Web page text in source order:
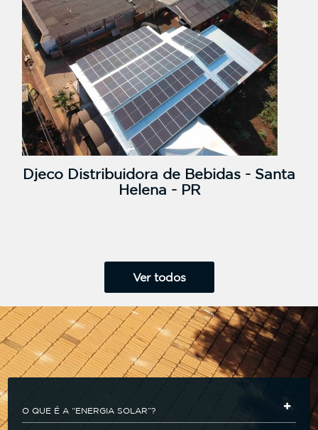
Djeco Distribuidora de Bebidas - Santa
Helena - PR
Ver todos
O QUE É A “ENERGIA SOLAR”?